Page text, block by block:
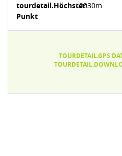
tourdetail.Höchster
Punkt
2030m
TOURDETAIL.GPS